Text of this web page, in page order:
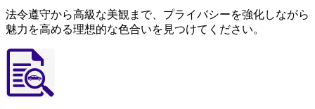
法令遵守から高級な美観まで、プライバシーを強化しながら
魅力を高める理想的な色合いを見つけてください。